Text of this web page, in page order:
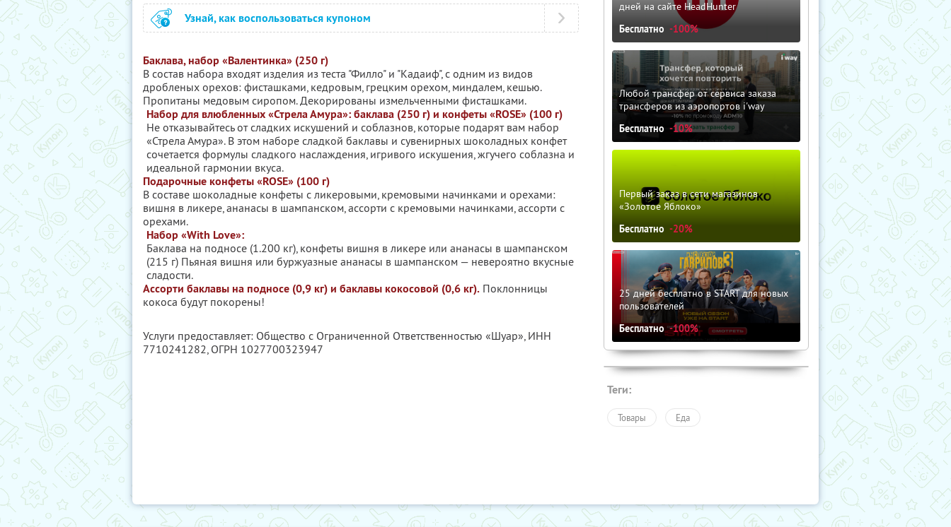
Узнай, как воспользоваться купоном
Баклава, набор «Валентинка» (250 г)
В состав набора входят изделия из теста "Филло" и "Кадаиф", с одним из видов
дробленых орехов: фисташками, кедровым, грецким орехом, миндалем, кешью.
Пропитаны медовым сиропом. Декорированы измельченными фисташками.
Набор для влюбленных «Стрела Амура»: баклава (250 г) и конфеты «ROSE» (100 г)
Не отказывайтесь от сладких искушений и соблазнов, которые подарят вам набор
«Стрела Амура». В этом наборе сладкой баклавы и сувенирных шоколадных конфет
сочетается формулы сладкого наслаждения, игривого искушения, жгучего соблазна и
идеальной гармонии вкуса.
Подарочные конфеты «ROSE» (100 г)
В составе шоколадные конфеты с ликеровыми, кремовыми начинками и орехами:
вишня в ликере, ананасы в шампанском, ассорти с кремовыми начинками, ассорти с
орехами.
Набор «With Love»:
Баклава на подносе (1.200 кг), конфеты вишня в ликере или ананасы в шампанском
(215 г) Пьяная вишня или буржуазные ананасы в шампанском — невероятно вкусные
сладости.
Ассорти баклавы на подносе (0,9 кг) и баклавы кокосовой (0,6 кг). Поклонницы
кокоса будут покорены!
Услуги предоставляет: Общество с Ограниченной Ответственностью «Шуар», ИНН
7710241282, ОГРН 1027700323947
дней на сайте HeadHunter
Бесплатно -100%
Любой трансфер от сервиса заказа
трансферов из аэропортов i'way
Бесплатно -10%
Первый заказ в сети магазинов
«Золотое Яблоко»
Бесплатно -20%
25 дней бесплатно в START для новых
пользователей
Бесплатно -100%
Теги:
Товары Еда